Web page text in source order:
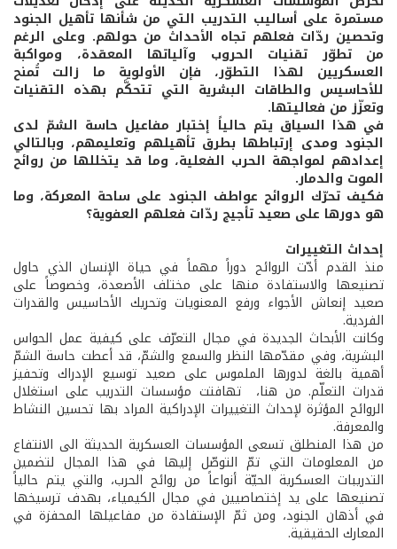
مستمرة على أساليب التدريب التي من شأنها تأهيل الجنود
وتحصين ردّات فعلهم تجاه الأحداث من حولهم. وعلى الرغم
من تطوّر تقنيات الحروب وآلياتها المعقدة، ومواكبة
العسكريين لهذا التطوّر، فإن الأولوية ما زالت تُمنح
للأحاسيس والطاقات البشرية التي تتحكَّم بهذه التقنيات
وتعزّز من فعاليتها.
في هذا السياق يتم حالياً إختبار مفاعيل حاسة الشمّ لدى
الجنود ومدى إرتباطها بطرق تأهيلهم وتعليمهم، وبالتالي
إعدادهم لمواجهة الحرب الفعلية، وما قد يتخللها من روائح
الموت والدمار.
فكيف تحرّك الروائح عواطف الجنود على ساحة المعركة، وما
هو دورها على صعيد تأجيج ردّات فعلهم العفوية؟
إحداث التغييرات
منذ القدم أدّت الروائح دوراً مهماً في حياة الإنسان الذي حاول
تصنيعها والاستفادة منها على مختلف الأصعدة، وخصوصاً على
صعيد إنعاش الأجواء ورفع المعنويات وتحريك الأحاسيس والقدرات
الفردية.
وكانت الأبحاث الجديدة في مجال التعرّف على كيفية عمل الحواس
البشرية، وفي مقدّمها النظر والسمع والشمّ، قد أعطت حاسة الشمّ
أهمية بالغة لدورها الملموس على صعيد توسيع الإدراك وتحفيز
قدرات التعلّم. من هنا، تهافتت مؤسسات التدريب على استغلال
الروائح المؤثرة لإحداث التغييرات الإدراكية المراد بها تحسين النشاط
والمعرفة.
من هذا المنطلق تسعى المؤسسات العسكرية الحديثة الى الانتفاع
من المعلومات التي تمّ التوصّل إليها في هذا المجال لتضمين
التدريبات العسكرية الحيّة أنواعاً من روائح الحرب، والتي يتم حالياً
تصنيعها على يد إختصاصيين في مجال الكيمياء، بهدف ترسيخها
في أذهان الجنود، ومن ثمّ الإستفادة من مفاعيلها المحفزة في
المعارك الحقيقية.